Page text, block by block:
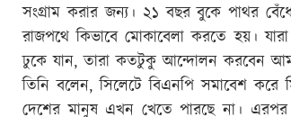
সংগ্রাম করার জন্য। ২১ বছর বুকে পাথর
রাজপথে কিভাবে মোকাবেলা করতে হয়।
ঢুকে যান, তারা কতটুকু আন্দোলন করবেন
তিনি বলেন, সিলেটে বিএনপি সমাবেশ
দেশের মানুষ এখন খেতে পারছে না। এরপর